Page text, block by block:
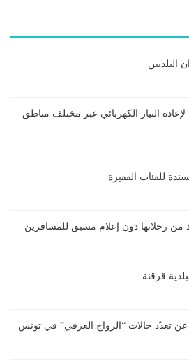
البلديين
تدخل لإعادة التيار الكهربائي عبر مختلف مناطق
للفئات الفقيرة
من رحلاتها دون إعلام مسبق للمسافرين
عن تعدّد حالات “الزواج العرفي” في تونس